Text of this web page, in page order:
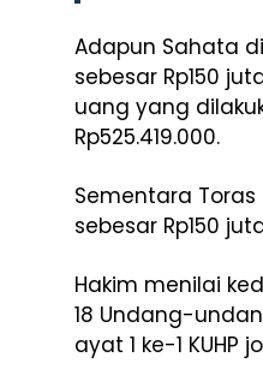
Adapun Sahata
sebesar Rp150
uang yang
Rp525.419.000.
Sementara
sebesar Rp150
Hakim menilai
18 Undang-
ayat 1 ke-1